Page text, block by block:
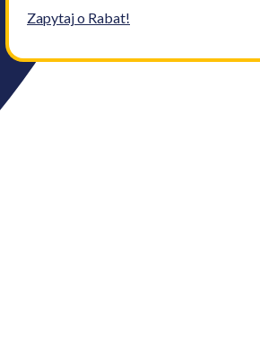
Zapytaj o Rabat!